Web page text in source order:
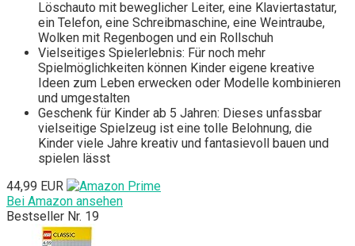
Löschauto mit beweglicher Leiter, eine Klaviertastatur,
ein Telefon, eine Schreibmaschine, eine Weintraube,
Wolken mit Regenbogen und ein Rollschuh
Vielseitiges Spielerlebnis: Für noch mehr
Spielmöglichkeiten können Kinder eigene kreative
Ideen zum Leben erwecken oder Modelle kombinieren
und umgestalten
Geschenk für Kinder ab 5 Jahren: Dieses unfassbar
vielseitige Spielzeug ist eine tolle Belohnung, die
Kinder viele Jahre kreativ und fantasievoll bauen und
spielen lässt
44,99 EUR
Bei Amazon ansehen
Bestseller Nr. 19